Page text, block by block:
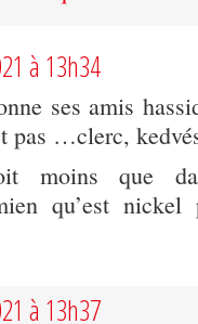
à 13h34
ses amis
pas …clerc,
moins que
qu’est
à 13h37